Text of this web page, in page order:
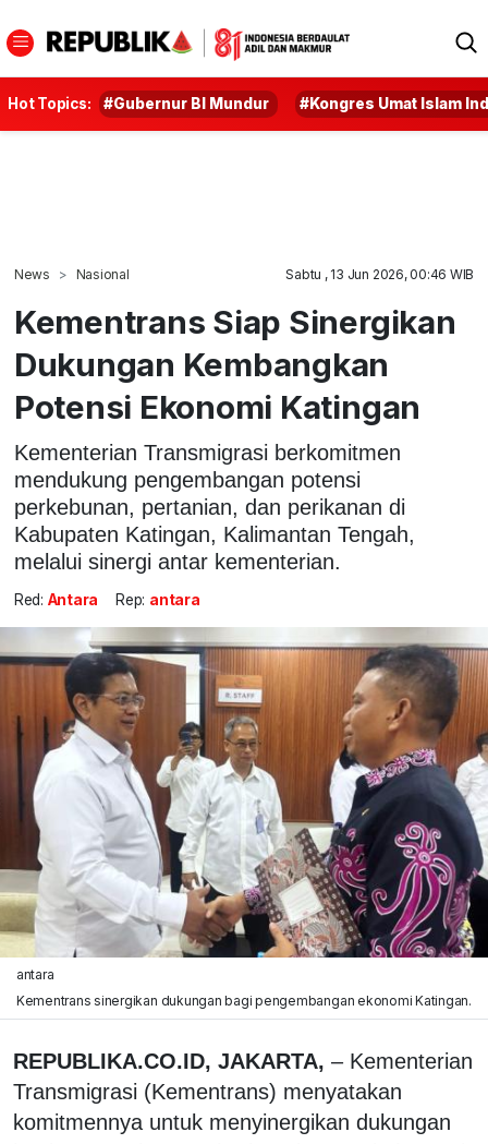
Hot Topics: #Gubernur BI Mundur #Kongres Umat Islam
News Nasional Sabtu , 13 Jun 2026, 00:46 WIB
Kementrans Siap Sinergikan
Dukungan Kembangkan
Potensi Ekonomi Katingan
Kementerian Transmigrasi berkomitmen
mendukung pengembangan potensi
perkebunan, pertanian, dan perikanan di
Kabupaten Katingan, Kalimantan Tengah,
melalui sinergi antar kementerian.
Red: Antara Rep: antara
antara
Kementrans sinergikan dukungan bagi pengembangan ekonomi Katingan.
REPUBLIKA.CO.ID, JAKARTA, – Kementerian
Transmigrasi (Kementrans) menyatakan
komitmennya untuk menyinergikan dukungan